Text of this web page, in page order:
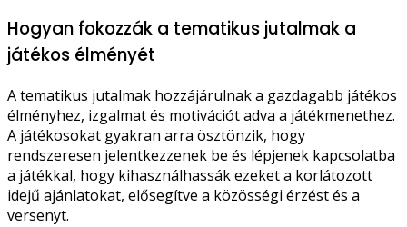
Hogyan fokozzák a tematikus jutalmak a
játékos élményét
A tematikus jutalmak hozzájárulnak a gazdagabb játékos
élményhez, izgalmat és motivációt adva a játékmenethez.
A játékosokat gyakran arra ösztönzik, hogy
rendszeresen jelentkezzenek be és lépjenek kapcsolatba
a játékkal, hogy kihasználhassák ezeket a korlátozott
idejű ajánlatokat, elősegítve a közösségi érzést és a
versenyt.